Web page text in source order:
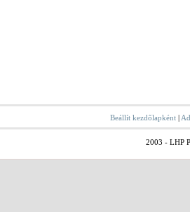
Beállít kezdőlapként |
2003 - LHP